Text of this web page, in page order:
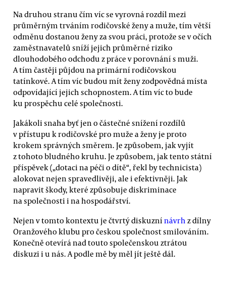
Na druhou stranu čím víc se vyrovná rozdíl mezi
průměrným trváním rodičovské ženy a muže, tím větší
odměnu dostanou ženy za svou práci, protože se v očích
zaměstnavatelů sníží jejich průměrné riziko
dlouhodobého odchodu z práce v porovnání s muži.
A tím častěji půjdou na primární rodičovskou
tatínkové. A tím víc budou mít ženy zodpovědná místa
odpovídající jejich schopnostem. A tím víc to bude
ku prospěchu celé společnosti.
Jakákoli snaha byť jen o částečné snížení rozdílů
v přístupu k rodičovské pro muže a ženy je proto
krokem správných směrem. Je způsobem, jak vyjít
z tohoto bludného kruhu. Je způsobem, jak tento státní
příspěvek („dotaci na péči o dítě“, řekl by technicista)
alokovat nejen spravedlivěji, ale i efektivněji. Jak
napravit škody, které způsobuje diskriminace
na společnosti i na hospodářství.
Nejen v tomto kontextu je čtvrtý diskuznínávrh z dílny
Oranžového klubu pro českou společnost smilováním.
Konečně otevírá nad touto společenskou ztrátou
diskuzi i u nás. A podle mě by měl jít ještě dál.